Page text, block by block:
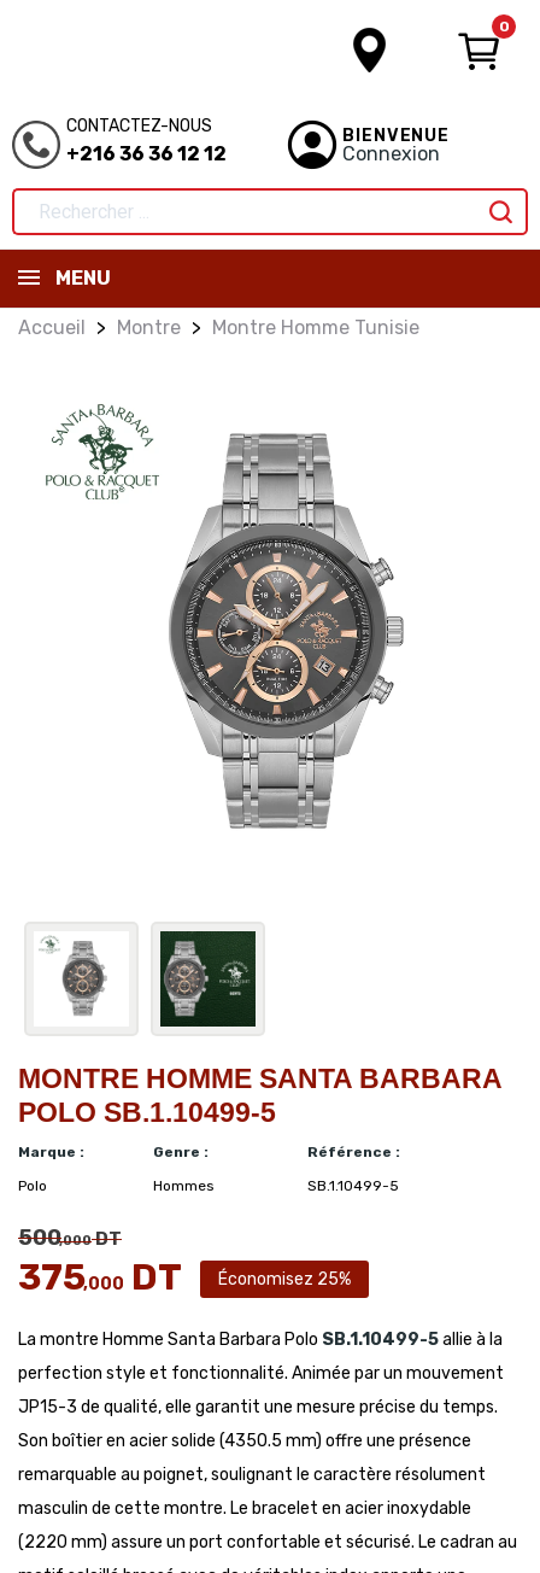
0
CONTACTEZ-NOUS
+216 36 36 12 12
BIENVENUE
Connexion
MENU
Accueil Montre Montre Homme Tunisie
MONTRE HOMME SANTA BARBARA
POLO SB.1.10499-5
Marque :
Polo
Genre :
Hommes
Référence :
SB.1.10499-5
500,000DT
375,000 DT Économisez 25%
La montre Homme Santa Barbara Polo SB.1.10499-5allie à la
perfection style et fonctionnalité. Animée par un mouvement
JP15-3 de qualité, elle garantit une mesure précise du temps.
Son boîtier en acier solide (4350.5 mm) offre une présence
remarquable au poignet, soulignant le caractère résolument
masculin de cette montre. Le bracelet en acier inoxydable
(2220 mm) assure un port confortable et sécurisé. Le cadran au